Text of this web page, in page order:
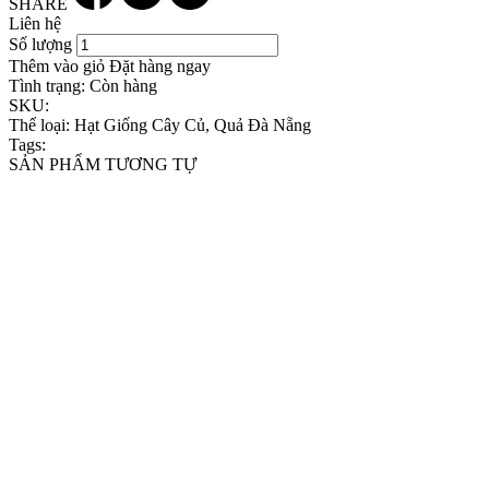
Liên hệ
Số lượng
Thêm vào giỏ Đặt hàng ngay
Tình trạng: Còn hàng
SKU:
Thể loại: Hạt Giống Cây Củ, Quả Đà Nẵng
Tags:
SẢN PHẨM TƯƠNG TỰ